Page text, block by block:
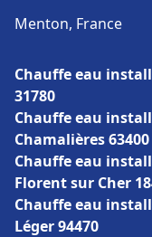
Menton, France
Chauffe eau
31780
Chauffe eau
Chamalières 63400
Chauffe eau
Florent sur Cher
Chauffe eau
Léger 94470